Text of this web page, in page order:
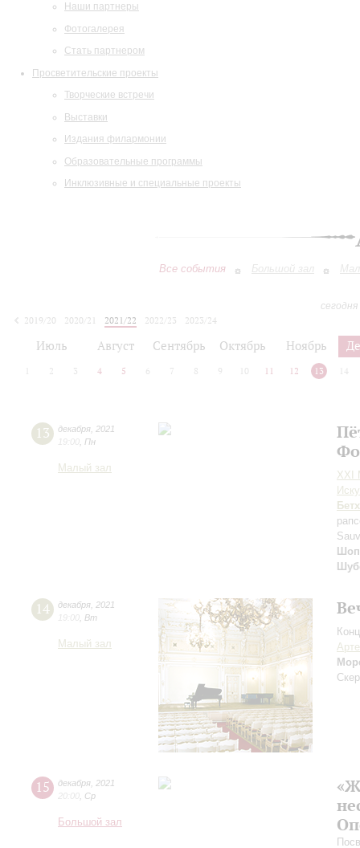
Наши партнеры
Фотогалерея
Стать партнером
Просветительские проекты
Творческие встречи
Выставки
Издания филармонии
Образовательные программы
Инклюзивные и специальные проекты
Все события Большой зал
2019/20
2020/21 2021/22 2022/23
2023/24
Июль Август Сентябрь Октябрь Ноябрь
2 3 4 5 6 7 8 9 10 11 12 13 14
13 декабря 2021
19:00 Пн
Малый зал
XXI
14 декабря 2021
19:00 Вт
Малый зал
15 декабря 2021
20:00 Ср
Большой зал